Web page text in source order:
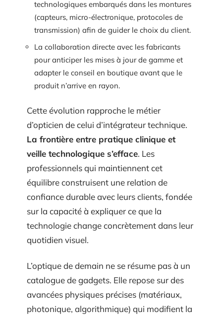
technologiques embarqués dans les montures
(capteurs, micro-électronique, protocoles de
transmission) afin de guider le choix du client.
La collaboration directe avec les fabricants
pour anticiper les mises à jour de gamme et
adapter le conseil en boutique avant que le
produit n’arrive en rayon.
Cette évolution rapproche le métier
d’opticien de celui d’intégrateur technique.
La frontière entre pratique clinique et
veille technologique s’efface. Les
professionnels qui maintiennent cet
équilibre construisent une relation de
confiance durable avec leurs clients, fondée
sur la capacité à expliquer ce que la
technologie change concrètement dans leur
quotidien visuel.
L’optique de demain ne se résume pas à un
catalogue de gadgets. Elle repose sur des
avancées physiques précises (matériaux,
photonique, algorithmique) qui modifient la